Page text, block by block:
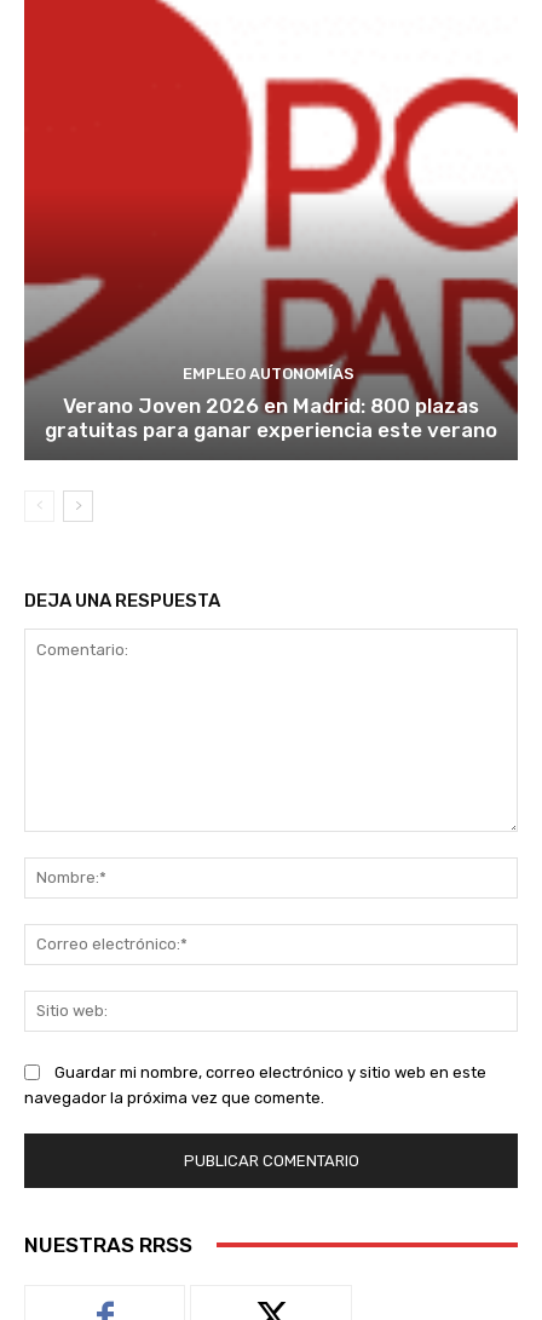
EMPLEO AUTONOMÍAS
Verano Joven 2026 en Madrid: 800 plazas
gratuitas para ganar experiencia este verano
DEJA UNA RESPUESTA
Guardar mi nombre, correo electrónico y sitio web en este
navegador la próxima vez que comente.
NUESTRAS RRSS